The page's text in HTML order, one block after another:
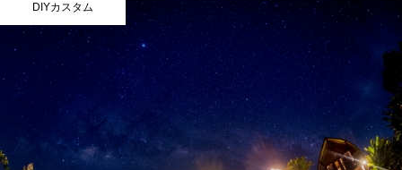
DIYカスタム